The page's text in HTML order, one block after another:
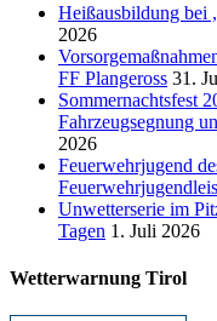
Heißausbildung
2026
FF Plangeross 31.
Sommernachtsfest
Fahrzeugsegnung
2026
Feuerwehrjugend
Unwetterserie im
Tagen 1. Juli 2026
Wetterwarnung Tirol